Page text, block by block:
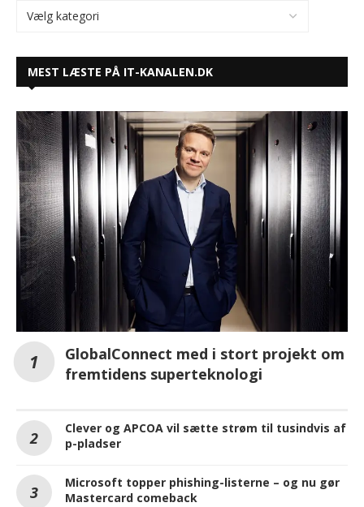
MEST LÆSTE PÅ IT-KANALEN.DK
GlobalConnect med i stort projekt om
fremtidens superteknologi
Clever og APCOA vil sætte strøm til tusindvis af
p-pladser
Microsoft topper phishing-listerne – og nu gør
Mastercard comeback